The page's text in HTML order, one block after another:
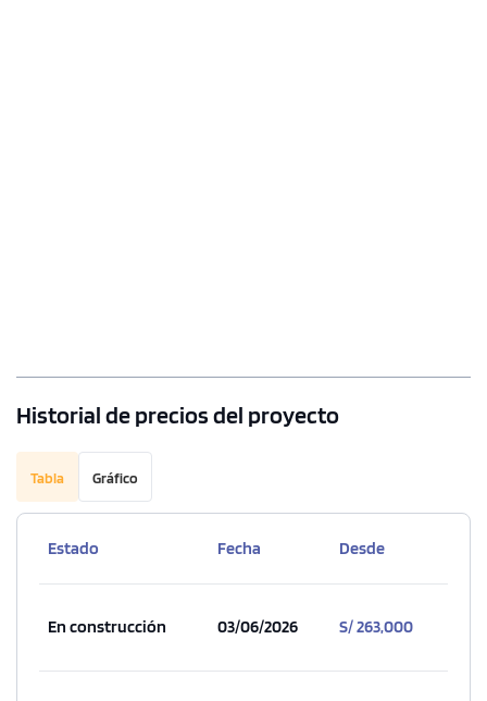
Historial de precios del proyecto
Tabla Gráfico
Estado Fecha Desde
En construcción 03/06/2026 S/ 263,000